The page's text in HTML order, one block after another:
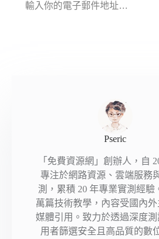
Pseric
「免費資源網」創辦人，自
專注於網路資源、雲端服務
測，累積 20 年專業實測經驗
萬篇技術教學，內容受國內
媒體引用。致力於透過深度
用者篩選安全且高品質的數